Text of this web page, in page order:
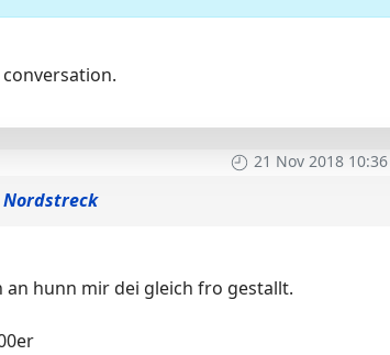
21 Nov 2018 10:36
hunn mir dei gleich fro gestallt.